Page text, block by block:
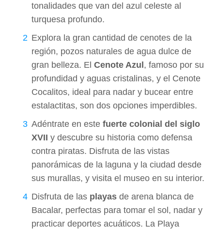
tonalidades que van del azul celeste al
turquesa profundo.
Explora la gran cantidad de cenotes de la
región, pozos naturales de agua dulce de
gran belleza. El Cenote Azul, famoso por su
profundidad y aguas cristalinas, y el Cenote
Cocalitos, ideal para nadar y bucear entre
estalactitas, son dos opciones imperdibles.
Adéntrate en este fuerte colonial del siglo
XVII y descubre su historia como defensa
contra piratas. Disfruta de las vistas
panorámicas de la laguna y la ciudad desde
sus murallas, y visita el museo en su interior.
Disfruta de las playas de arena blanca de
Bacalar, perfectas para tomar el sol, nadar y
practicar deportes acuáticos. La Playa